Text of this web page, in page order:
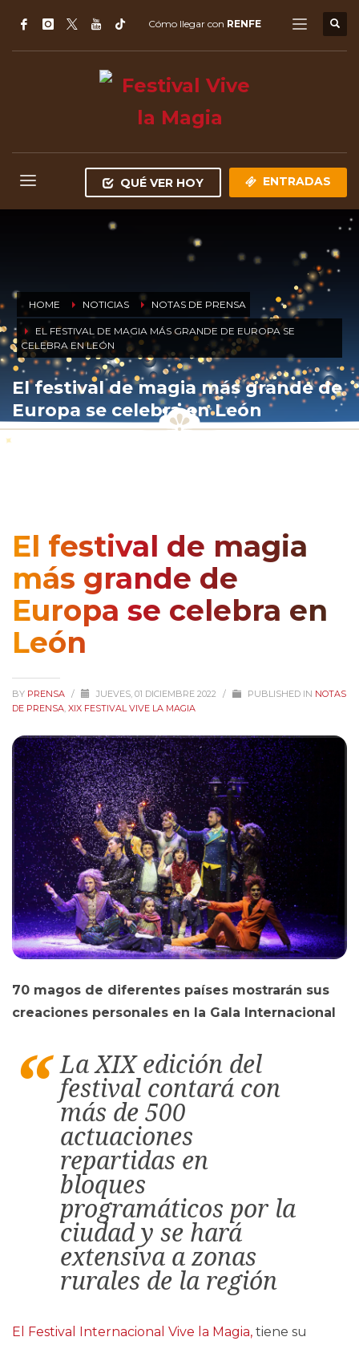
Cómo llegar con RENFE
QUÉ VER HOY ENTRADAS
HOME NOTICIAS NOTAS DE PRENSA
EL FESTIVAL DE MAGIA MÁS GRANDE DE EUROPA SE
CELEBRA EN LEÓN
El festival de magia más grande de
Europa se celebra en León
El festival de magia
más grande de
Europa se celebra en
León
BY PRENSA / JUEVES, 01 DICIEMBRE 2022 / PUBLISHED IN NOTAS
DE PRENSA, XIX FESTIVAL VIVE LA MAGIA
70 magos de diferentes países mostrarán sus
creaciones personales en la Gala Internacional
La XIX edición del
festival contará con
más de 500
actuaciones
repartidas en
bloques
programáticos por la
ciudad y se hará
extensiva a zonas
rurales de la región
El Festival Internacional Vive la Magia, tiene su